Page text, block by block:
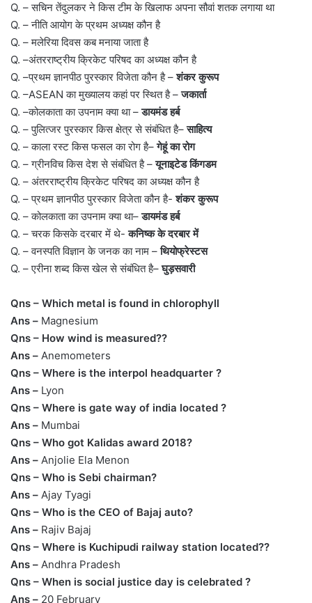
Q. – सचिन तेंदुलकर ने किस टीम के खिलाफ अपना सौवां शतक लगाया था
Q. – नीति आयोग के प्रथम अध्यक्ष कौन है
Q. – मलेरिया दिवस कब मनाया जाता है
Q. –अंतरराष्ट्रीय क्रिकेट परिषद का अध्यक्ष कौन है
Q. –प्रथम ज्ञानपीठ पुरस्कार विजेता कौन है –शंकर कुरूप
Q. –ASEAN का मुख्यालय कहां पर स्थित है –जकार्ता
Q. –कोलकाता का उपनाम क्या था –डायमंड हर्ब
Q. – पुलित्जर पुरस्कार किस क्षेत्र से संबंधित है–साहित्य
Q. – काला रस्ट किस फसल का रोग है–गेहूं का रोग
Q. – ग्रीनविच किस देश से संबंधित है –यूनाइटेड किंगडम
Q. – अंतरराष्ट्रीय क्रिकेट परिषद का अध्यक्ष कौन है
Q. – प्रथम ज्ञानपीठ पुरस्कार विजेता कौन है-शंकर कुरूप
Q. – कोलकाता का उपनाम क्या था–डायमंड हर्ब
Q. – चरक किसके दरबार में थे-कनिष्क के दरबार में
Q. – वनस्पति विज्ञान के जनक का नाम –थियोफ्रेस्टस
Q. – एरीना शब्द किस खेल से संबंधित है–घुड़सवारी
Qns – Which metal is found in chlorophyll
Ans – Magnesium
Qns – How wind is measured??
Ans – Anemometers
Qns – Where is the interpol headquarter ?
Ans – Lyon
Qns – Where is gate way of india located ?
Ans – Mumbai
Qns – Who got Kalidas award 2018?
Ans – Anjolie Ela Menon
Qns – Who is Sebi chairman?
Ans – Ajay Tyagi
Qns – Who is the CEO of Bajaj auto?
Ans – Rajiv Bajaj
Qns – Where is Kuchipudi railway station located??
Ans – Andhra Pradesh
Qns – When is social justice day is celebrated ?
Ans – 20 February